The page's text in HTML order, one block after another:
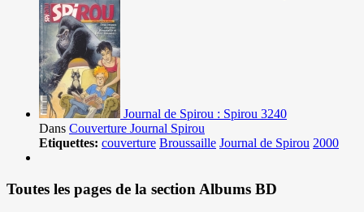
Journal de Spirou : Spirou 3240
Dans Couverture Journal Spirou
Etiquettes: couverture Broussaille Journal de Spirou 2000
Toutes les pages de la section Albums BD